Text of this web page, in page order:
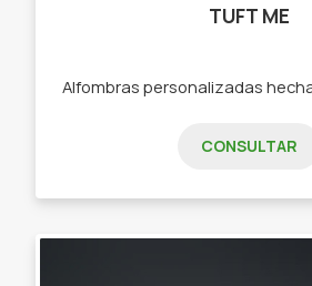
TUFT ME
CONSULTAR